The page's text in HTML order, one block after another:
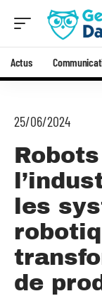
Actus
25/06/2024
les
de